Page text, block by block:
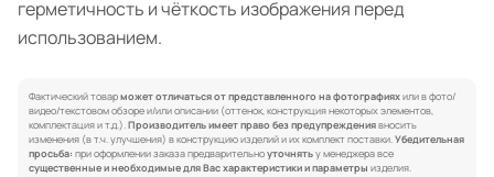
герметичность и чёткость изображения перед
использованием.
Фактический товарможет отличаться от представленного на фотографияхили в фото/
видео/текстовом обзоре и/или описании (оттенок, конструкция некоторых элементов,
комплектация и т.д.).Производитель имеет право без предупреждениявносить
изменения (в т.ч. улучшения) в конструкцию изделий и их комплект поставки.Убедительная
просьба: при оформлении заказа предварительноуточнятьу менеджера все
существенные и необходимые для Вас характеристики и параметры изделия.